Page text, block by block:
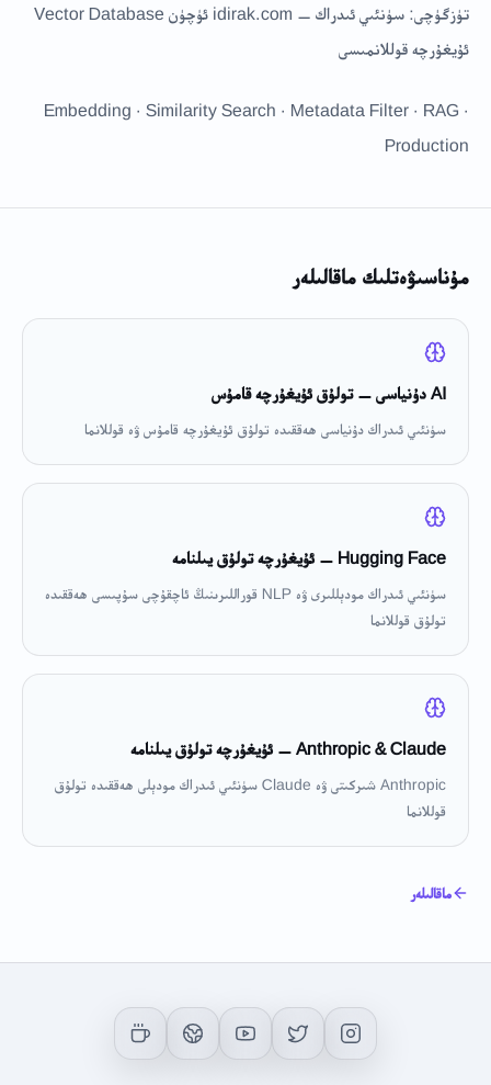
تۈزگۈچى: سۈنئىي ئىدراك — idirak.com ئۈچۈن Vector Database
ئۇيغۇرچە قوللانمىسى
Embedding · Similarity Search · Metadata Filter · RAG ·
Production
مۇناسىۋەتلىك ماقالىلەر
AI دۇنياسى — تولۇق ئۇيغۇرچە قامۇس
سۈنئىي ئىدراك دۇنياسى ھەققىدە تولۇق ئۇيغۇرچە قامۇس ۋە قوللانما
Hugging Face — ئۇيغۇرچە تولۇق يىلنامە
سۈنئىي ئىدراك مودېللىرى ۋە NLP قوراللىرىنىڭ ئاچقۇچى سۇپىسى ھەققىدە
تولۇق قوللانما
Anthropic & Claude — ئۇيغۇرچە تولۇق يىلنامە
Anthropic شىركىتى ۋە Claude سۈنئىي ئىدراك مودېلى ھەققىدە تولۇق
قوللانما
ماقالىلەر